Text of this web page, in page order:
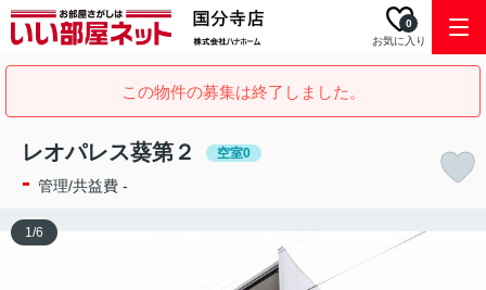
お気に入り
0
この物件の募集は終了しました。
レオパレス葵第２ 空室0
- 管理/共益費 -
1/6